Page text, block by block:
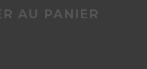
AU PANIER